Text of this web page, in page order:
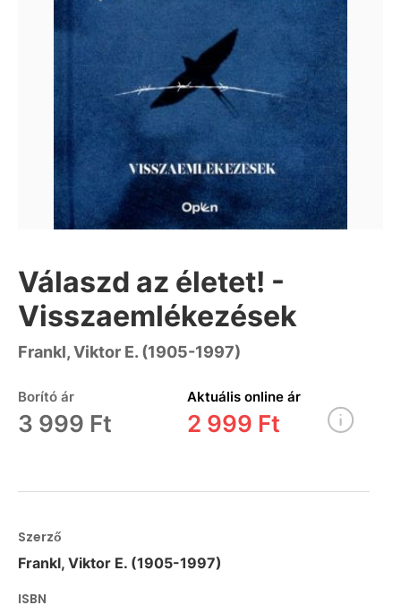
Válaszd az életet! -
Visszaemlékezések
Frankl, Viktor E. (1905-1997)
Borító ár
3 999 Ft
Aktuális online ár
2 999 Ft
Szerző
Frankl, Viktor E. (1905-1997)
ISBN